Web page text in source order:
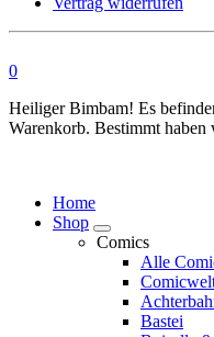
0
Heiliger Bimbam! Es
Warenkorb. Bestimmt
Home
Shop
Comics
Alle
Bastei